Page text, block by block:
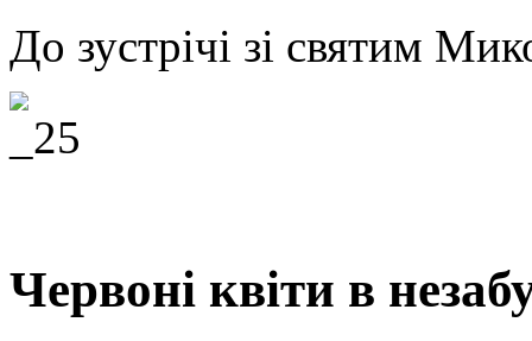
До зустрічі зі святим
Червоні квіти в